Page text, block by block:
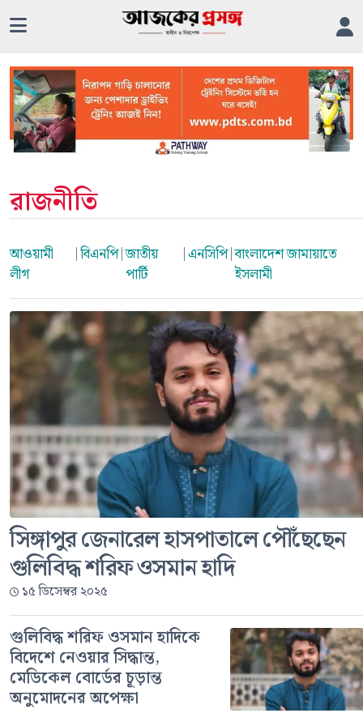
রাজনীতি
আওয়ামী
লীগ
|বিএনপি|জাতীয়
পার্টি
|এনসিপি|বাংলাদেশ জামায়াতে
ইসলামী
সিঙ্গাপুর জেনারেল হাসপাতালে পৌঁছেছেন
গুলিবিদ্ধ শরিফ ওসমান হাদি
১৫ ডিসেম্বর ২০২৫
গুলিবিদ্ধ শরিফ ওসমান হাদিকে
বিদেশে নেওয়ার সিদ্ধান্ত,
মেডিকেল বোর্ডের চূড়ান্ত
অনুমোদনের অপেক্ষা